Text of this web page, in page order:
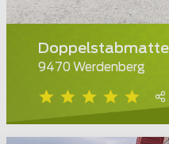
9470 Werdenberg